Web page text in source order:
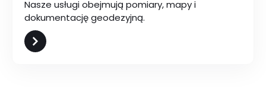
Nasze usługi obejmują pomiary, mapy i
dokumentację geodezyjną.